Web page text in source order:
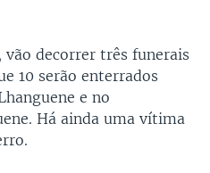
vão decorrer três funerais
10 serão enterrados
e no
Há ainda uma vítima